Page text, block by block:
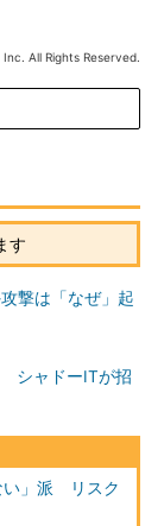
All Rights Reserved.
す
撃は「なぜ」起
シャドーITが招
い」派 リスク